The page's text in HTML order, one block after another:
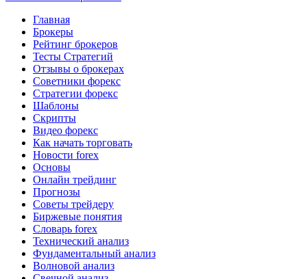
Главная
Брокеры
Рейтинг брокеров
Тесты Стратегий
Отзывы о брокерах
Советники форекс
Стратегии форекс
Шаблоны
Скрипты
Видео форекс
Как начать торговать
Новости forex
Основы
Онлайн трейдинг
Прогнозы
Советы трейдеру
Биржевые понятия
Словарь forex
Технический анализ
Фундаментальный анализ
Волновой анализ